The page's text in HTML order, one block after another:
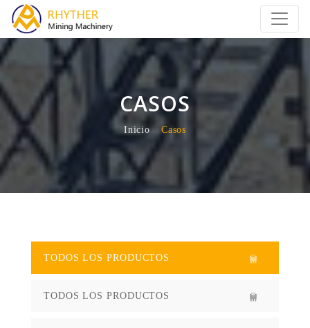
CASOS
Inicio Casos
TODOS LOS PRODUCTOS
TODOS LOS PRODUCTOS